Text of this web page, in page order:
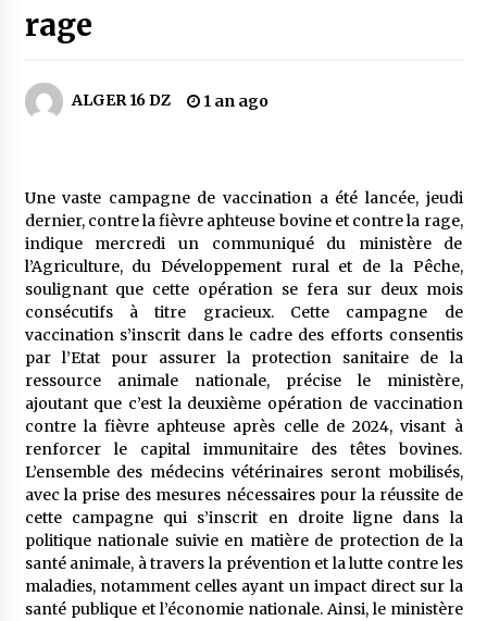
ayants droit
officiels sur les réseaux sociaux
1 semaine ago
Droit de change : Le CPA lance une carte VISA
dédiée aux voyages à l’étranger
1 semaine ago
En service à partir du 1er août prochain :
Lancement de la plateforme numérique dédiée
à l’importation
2 semaines ago
Affaires religieuses : Ouverture des
candidatures au concours du Prix national du
meilleur prêche du vendredi
2 semaines ago
Droit à l’affiliation au régime national de
retraite : Coup d’envoi d’une campagne de
sensibilisation au profit de la communauté
rage
ALGER 16 DZ 1 an ago
Une vaste campagne de vaccination a été lancée, jeudi
dernier, contre la fièvre aphteuse bovine et contre la rage,
indique mercredi un communiqué du ministère de
l’Agriculture, du Développement rural et de la Pêche,
soulignant que cette opération se fera sur deux mois
consécutifs à titre gracieux. Cette campagne de
vaccination s’inscrit dans le cadre des efforts consentis
par l’Etat pour assurer la protection sanitaire de la
ressource animale nationale, précise le ministère,
ajoutant que c’est la deuxième opération de vaccination
contre la fièvre aphteuse après celle de 2024, visant à
renforcer le capital immunitaire des têtes bovines.
L’ensemble des médecins vétérinaires seront mobilisés,
avec la prise des mesures nécessaires pour la réussite de
cette campagne qui s’inscrit en droite ligne dans la
politique nationale suivie en matière de protection de la
santé animale, à travers la prévention et la lutte contre les
maladies, notamment celles ayant un impact direct sur la
santé publique et l’économie nationale. Ainsi, le ministère